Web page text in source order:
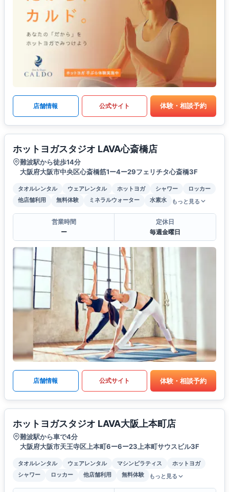
店舗情報 公式サイト 体験・相談予約
ホットヨガスタジオ LAVA心斎橋店
難波駅から徒歩14分
大阪府大阪市中央区心斎橋筋1ー4ー29フェリチタ心斎橋3F
タオルレンタル ウェアレンタル ホットヨガ シャワー
ロッカー
他店舗利用
無料体験 ミネラルウォーター 水素水 もっと見る
営業時間
ー
定休日
毎週金曜日
店舗情報 公式サイト 体験・相談予約
ホットヨガスタジオ LAVA大阪上本町店
難波駅から車で4分
大阪府大阪市天王寺区上本町6ー6ー23上本町サウスビル3F
タオルレンタル ウェアレンタル マシンピラティス
ホットヨガ
シャワー
ロッカー 他店舗利用 無料体験 もっと見る